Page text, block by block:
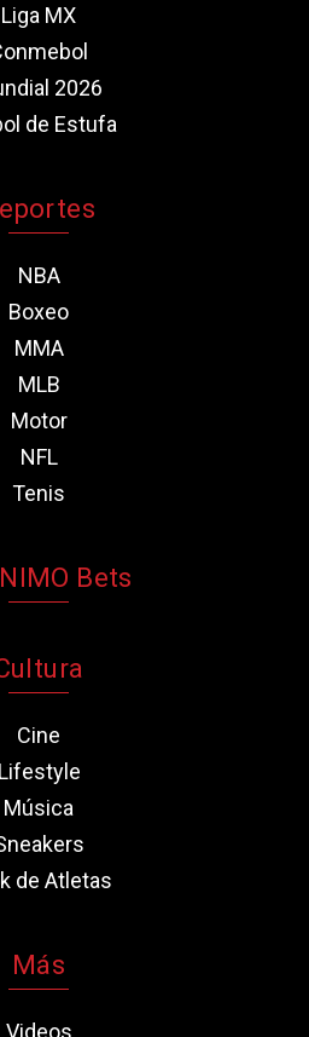
Liga MX
2026
de Estufa
NBA
Boxeo
MMA
MLB
Motor
NFL
Tenis
Bets
Cine
Lifestyle
Música
de Atletas
Más
Videos